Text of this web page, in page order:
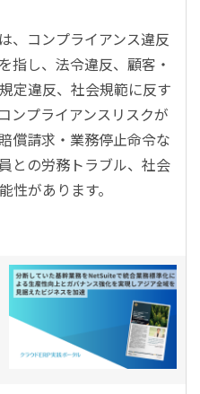
、コンプライアンス違反
指し、法令違反、顧客・
定違反、社会規範に反す
ンプライアンスリスクが
償請求・業務停止命令な
との労務トラブル、社会
性があります。